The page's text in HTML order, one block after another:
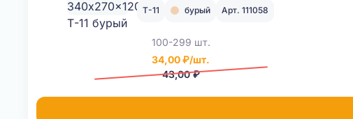
Т-11 бурый Арт. 111058
100-299 шт.
34,00 ₽/шт.
43,00 ₽